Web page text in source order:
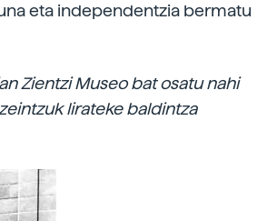
eta independentzia bermatu
Zientzi Museo bat osatu nahi
lirateke baldintza